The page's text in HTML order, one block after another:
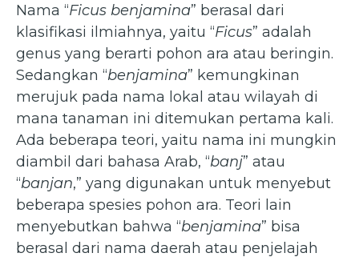
Nama “Ficus benjamina” berasal dari
klasifikasi ilmiahnya, yaitu “Ficus” adalah
genus yang berarti pohon ara atau beringin.
Sedangkan “benjamina” kemungkinan
merujuk pada nama lokal atau wilayah di
mana tanaman ini ditemukan pertama kali.
Ada beberapa teori, yaitu nama ini mungkin
diambil dari bahasa Arab, “banj” atau
“banjan,” yang digunakan untuk menyebut
beberapa spesies pohon ara. Teori lain
menyebutkan bahwa “benjamina” bisa
berasal dari nama daerah atau penjelajah